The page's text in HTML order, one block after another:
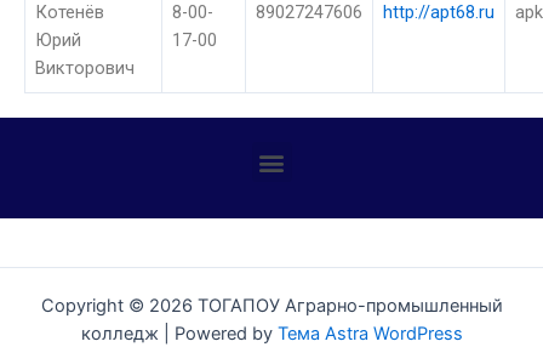
Котенёв
Юрий
Викторович
8-00-
17-00
89027247606 http://apt68.ru
Copyright © 2026 ТОГАПОУ Аграрно-промышленный
колледж | Powered by Тема Astra WordPress